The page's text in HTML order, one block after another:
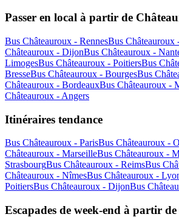
Passer en local à partir de
Bus Châteauroux - RennesBus Châteauroux
Châteauroux - DijonBus Châteauroux -
LimogesBus Châteauroux - PoitiersBus
BresseBus Châteauroux - BourgesBus
Châteauroux - BordeauxBus Châteauroux -
Châteauroux - Angers
Itinéraires tendance
Bus Châteauroux - ParisBus Châteauroux -
Châteauroux - MarseilleBus Châteauroux -
StrasbourgBus Châteauroux - ReimsBus
Châteauroux - NîmesBus Châteauroux -
PoitiersBus Châteauroux - DijonBus
Escapades de week-end à partir